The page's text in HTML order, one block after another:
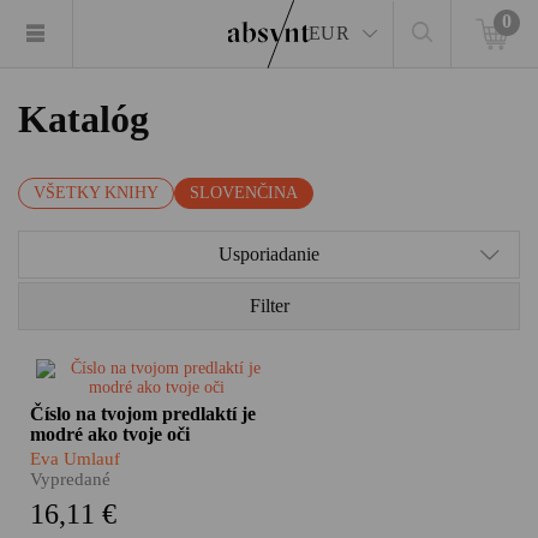
EUR
0
Katalóg
VŠETKY KNIHY SLOVENČINA
Usporiadanie
Filter
Táto kniha sa nás týka.
Rozpráva príbeh ženy, ktorá sa
v roku 1942, päť dní pred
Vianocami, narodila v
židovskom pracovnom tábore v
medzi najmladších, ktorí majú
Číslo na tvojom predlaktí je
modré ako tvoje oči
Eva Umlauf
Vypredané
16,11 €